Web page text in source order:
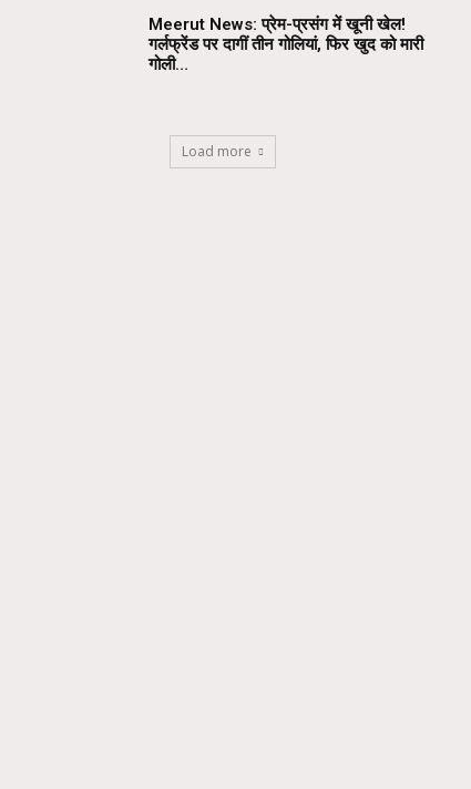
Meerut News: प्रेम-प्रसंग में खूनी खेल!
गर्लफ्रेंड पर दागीं तीन गोलियां, फिर खुद को मारी
गोली…
Load more